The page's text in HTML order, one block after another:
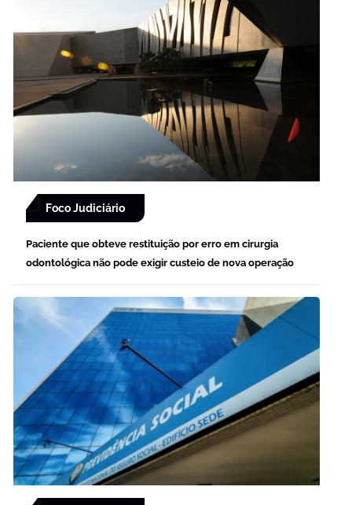
Foco Judiciário
Paciente que obteve restituição por erro em cirurgia
odontológica não pode exigir custeio de nova operação